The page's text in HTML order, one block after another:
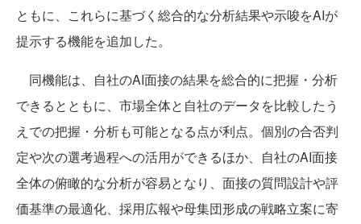
ともに、これらに基づく総合的な分析結果や示唆をAIが
提示する機能を追加した。
同機能は、自社のAI面接の結果を総合的に把握・分析
できるとともに、市場全体と自社のデータを比較したう
えでの把握・分析も可能となる点が利点。個別の合否判
定や次の選考過程への活用ができるほか、自社のAI面接
全体の俯瞰的な分析が容易となり、面接の質問設計や評
価基準の最適化、採用広報や母集団形成の戦略立案に寄